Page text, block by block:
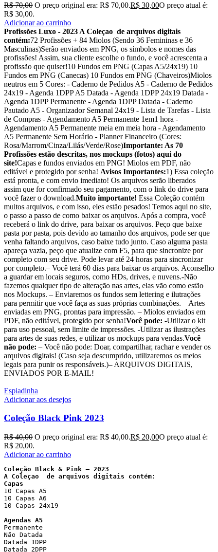
R$70,00 O preço original era: R$ 70,00.R$ 30,00O preço atual é:
R$ 30,00.
Adicionar ao carrinho
Profissões Luxo - 2023 A Coleçao de arquivos digitais
contém:72 Profissões + 84 Miolos (Sendo 36 Femininas e 36
Masculinas)Serão enviados em PNG, os símbolos e nomes das
profissões! Assim, sua cliente escolhe o fundo, e você acrescenta a
profissão que quiser!10 Fundos em PNG (Capas A5/24x19) 10
Fundos em PNG (Canecas) 10 Fundos em PNG (Chaveiros)Miolos
neutros em 5 Cores: - Caderno de Pedidos A5 - Caderno de Pedidos
24x19 - Agenda 1DPP A5 Datada - Agenda 1DPP 24x19 Datada -
Agenda 1DPP Permanente - Agenda 1DPP Datada - Caderno
Pautado A5 - Organizador Semanal 24x19 - Lista de Tarefas - Lista
de Compras - Agendamento A5 Permanente 1em1 hora -
Agendamento A5 Permanente meia em meia hora - Agendamento
A5 Permanente Sem Horário - Planner Financeiro (Cores:
Rosa/Marrom/Cinza/Lilás/Verde/Rose)Importante: As 70
Profissões estão descritas, nos mockups (fotos) aqui do
site!Capas e fundos enviados em PNG! Miolos em PDF, não
editável e protegido por senha! Avisos Importantes:1) Essa coleção
está pronta, e com envio imediato! Os arquivos serão liberados
assim que for confirmado seu pagamento, com o link do drive para
você fazer o download.Muito importante! Essa Coleção contém
muitos arquivos, e com isso, eles estão pesados! Temos aqui no site,
o passo a passo de como baixar os arquivos. Após a compra, você
receberá o link do drive, para baixar os arquivos. Peço que baixe
pasta por pasta, pois devido ao tamanho dos arquivos, pode ser que
venha faltando arquivos, caso baixe tudo junto. Caso alguma pasta
apareça vazia, peço que atualize com F5, para que sincronize por
completo com seu drive. Pode levar até 24 horas para sincronizar
por completo.– Você terá 60 dias para baixar os arquivos. Aconselho
a guardar em locais seguros, como HDs, drives, e nuvens.-Não
fazemos qualquer tipo de alteração nas artes, elas vão como estão
nos Mockups. – Enviaremos os fundos sem lettering e ilutrações
para permitir que você faça as suas próprias combinações. – Artes
enviadas em PNG, prontas para impressão. – Miolos enviados em
PDF, não editável, protegido por senha!Você pode: -Utilizar o kit
para uso pessoal, sem limite de impressões. -Utilizar as ilustrações
para artes de suas redes, e utilizar os mockups para vendas.Você
não pode: – Você não pode: Doar, compartilhar, rachar e vender os
arquivos digitais! (Caso seja descumprido, utilizaremos os meios
legais para punir os responsáveis.)– ARQUIVOS DIGITAIS,
ENVIADOS POR E-MAIL!
Espiadinha
Adicionar aos desejos
Coleção Black Pink 2023
R$40,00 O preço original era: R$ 40,00.R$ 20,00O preço atual é:
R$ 20,00.
Adicionar ao carrinho
Coleção Black & Pink – 2023
A Coleçao  de arquivos digitais contém:
10 Capas A5
10 Capas A6
10 Capas 24x19
Agendas A5
Permanente
Não Datada
Datada 1DPP
Datada 2DPP